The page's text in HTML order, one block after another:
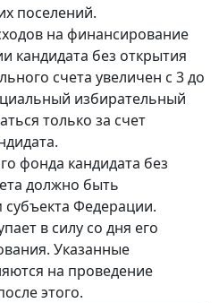
поселений.
на финансирование
кандидата без открытия
счета увеличен с 3 до
избирательный
только за счет
фонда кандидата без
должно быть
Федерации.
в силу со дня его
Указанные
на проведение
этого.